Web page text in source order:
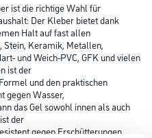
ist die richtige Wahl für
Der Kleber bietet dank
Halt auf fast allen
Stein, Keramik, Metallen,
und Weich-PVC, GFK und vielen
ist der
und den praktischen
gegen Wasser,
das Gel sowohl innen als auch
der
gegen Erschütterungen,